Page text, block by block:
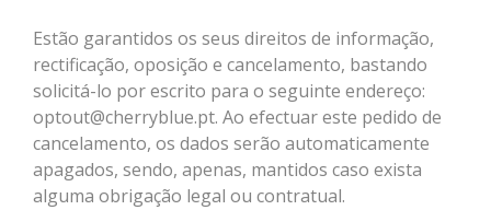
Estão garantidos os seus direitos de informação,
rectificação, oposição e cancelamento, bastando
solicitá-lo por escrito para o seguinte endereço:
optout@cherryblue.pt. Ao efectuar este pedido de
cancelamento, os dados serão automaticamente
apagados, sendo, apenas, mantidos caso exista
alguma obrigação legal ou contratual.